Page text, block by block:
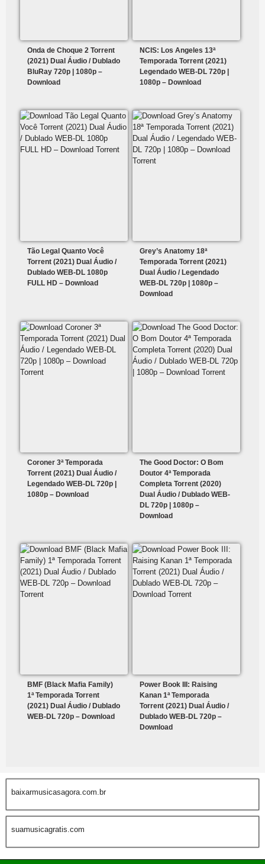
Onda de Choque 2 Torrent
(2021) Dual Áudio / Dublado
BluRay 720p | 1080p –
Download
NCIS: Los Angeles 13ª
Temporada Torrent (2021)
Legendado WEB-DL 720p |
1080p – Download
Tão Legal Quanto Você
Torrent (2021) Dual Áudio /
Dublado WEB-DL 1080p
FULL HD – Download
Grey’s Anatomy 18ª
Temporada Torrent (2021)
Dual Áudio / Legendado
WEB-DL 720p | 1080p –
Download
Coroner 3ª Temporada
Torrent (2021) Dual Áudio /
Legendado WEB-DL 720p |
1080p – Download
The Good Doctor: O Bom
Doutor 4ª Temporada
Completa Torrent (2020)
Dual Áudio / Dublado WEB-
DL 720p | 1080p –
Download
BMF (Black Mafia Family)
1ª Temporada Torrent
(2021) Dual Áudio / Dublado
WEB-DL 720p – Download
Power Book III: Raising
Kanan 1ª Temporada
Torrent (2021) Dual Áudio /
Dublado WEB-DL 720p –
Download
baixarmusicasagora.com.br
suamusicagratis.com